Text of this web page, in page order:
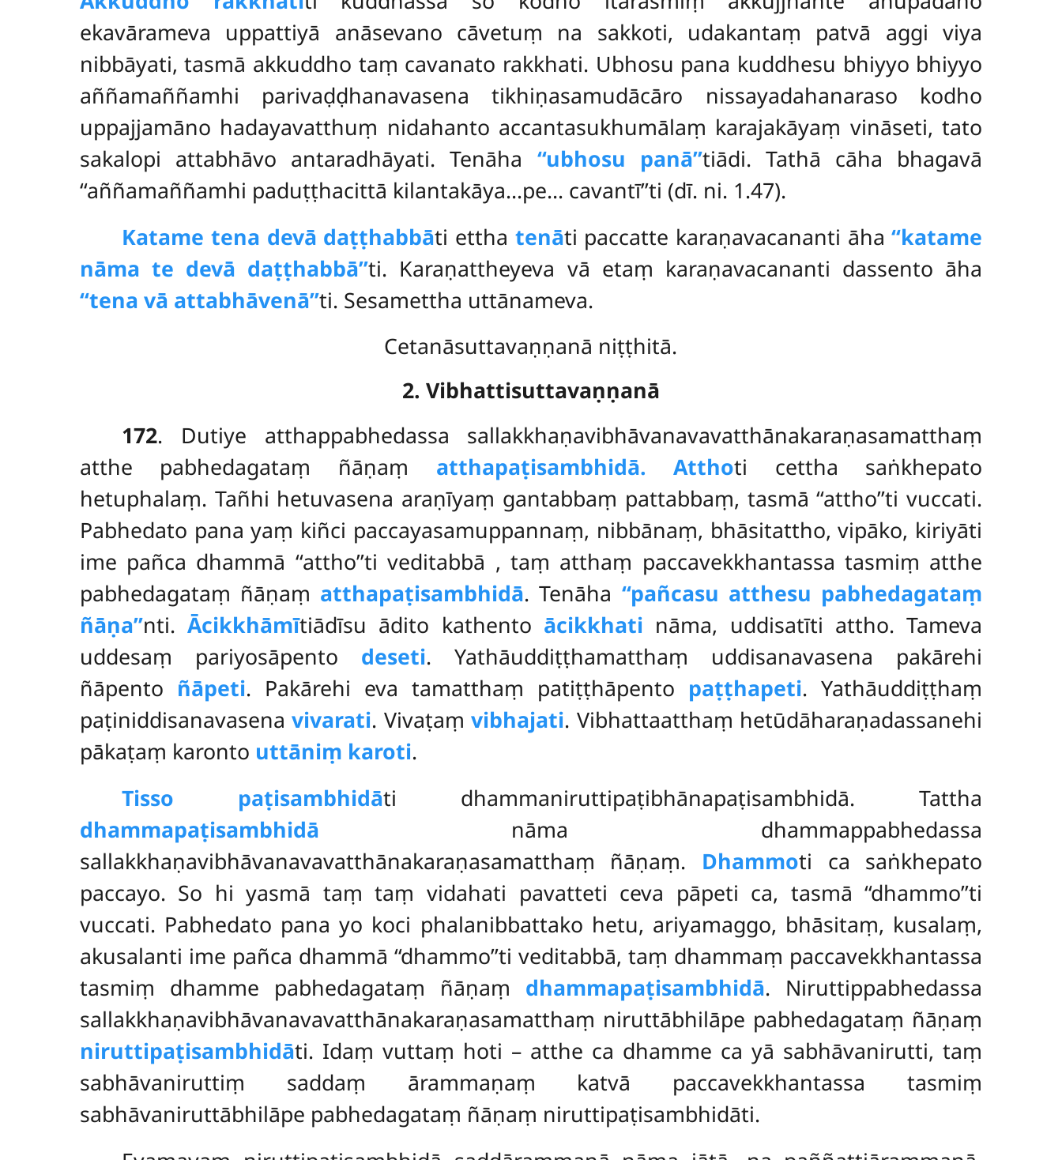
ekavārameva uppattiyā anāsevano cāvetuṃ na sakkoti, udakantaṃ patvā aggi viya
nibbāyati, tasmā akkuddho taṃ cavanato rakkhati. Ubhosu pana kuddhesu bhiyyo bhiyyo
aññamaññamhi parivaḍḍhanavasena tikhiṇasamudācāro nissayadahanaraso kodho
uppajjamāno hadayavatthuṃ nidahanto accantasukhumālaṃ karajakāyaṃ vināseti, tato
sakalopi attabhāvo antaradhāyati. Tenāha ‘‘ubhosu panā’’tiādi. Tathā cāha bhagavā
‘‘aññamaññamhi paduṭṭhacittā kilantakāya…pe… cavantī’’ti (dī. ni. 1.47).
Katame tena devā daṭṭhabbāti ettha tenāti paccatte karaṇavacananti āha‘‘katame
nāma te devā daṭṭhabbā’’ti. Karaṇattheyeva vā etaṃ karaṇavacananti dassento āha
‘‘tena vā attabhāvenā’’ti. Sesamettha uttānameva.
Cetanāsuttavaṇṇanā niṭṭhitā.
2. Vibhattisuttavaṇṇanā
172. Dutiye atthappabhedassa sallakkhaṇavibhāvanavavatthānakaraṇasamatthaṃ
atthe pabhedagataṃ ñāṇaṃ atthapaṭisambhidā. Atthoti cettha saṅkhepato
hetuphalaṃ. Tañhi hetuvasena araṇīyaṃ gantabbaṃ pattabbaṃ, tasmā ‘‘attho’’ti vuccati.
Pabhedato pana yaṃ kiñci paccayasamuppannaṃ, nibbānaṃ, bhāsitattho, vipāko, kiriyāti
ime pañca dhammā ‘‘attho’’ti veditabbā , taṃ atthaṃ paccavekkhantassa tasmiṃ atthe
pabhedagataṃ ñāṇaṃ atthapaṭisambhidā. Tenāha ‘‘pañcasu atthesu pabhedagataṃ
ñāṇa’’nti.Ācikkhāmītiādīsu ādito kathento ācikkhati nāma, uddisatīti attho. Tameva
uddesaṃ pariyosāpento deseti. Yathāuddiṭṭhamatthaṃ uddisanavasena pakārehi
ñāpento ñāpeti. Pakārehi eva tamatthaṃ patiṭṭhāpento paṭṭhapeti. Yathāuddiṭṭhaṃ
paṭiniddisanavasenavivarati. Vivaṭaṃvibhajati. Vibhattaatthaṃ hetūdāharaṇadassanehi
pākaṭaṃ karonto uttāniṃ karoti.
Tisso paṭisambhidāti dhammaniruttipaṭibhānapaṭisambhidā. Tattha
dhammapaṭisambhidā nāma dhammappabhedassa
sallakkhaṇavibhāvanavavatthānakaraṇasamatthaṃ ñāṇaṃ. Dhammoti ca saṅkhepato
paccayo. So hi yasmā taṃ taṃ vidahati pavatteti ceva pāpeti ca, tasmā ‘‘dhammo’’ti
vuccati. Pabhedato pana yo koci phalanibbattako hetu, ariyamaggo, bhāsitaṃ, kusalaṃ,
akusalanti ime pañca dhammā ‘‘dhammo’’ti veditabbā, taṃ dhammaṃ paccavekkhantassa
tasmiṃ dhamme pabhedagataṃ ñāṇaṃ dhammapaṭisambhidā. Niruttippabhedassa
sallakkhaṇavibhāvanavavatthānakaraṇasamatthaṃ niruttābhilāpe pabhedagataṃ ñāṇaṃ
niruttipaṭisambhidāti. Idaṃ vuttaṃ hoti – atthe ca dhamme ca yā sabhāvanirutti, taṃ
sabhāvaniruttiṃ saddaṃ ārammaṇaṃ katvā paccavekkhantassa tasmiṃ
sabhāvaniruttābhilāpe pabhedagataṃ ñāṇaṃ niruttipaṭisambhidāti.